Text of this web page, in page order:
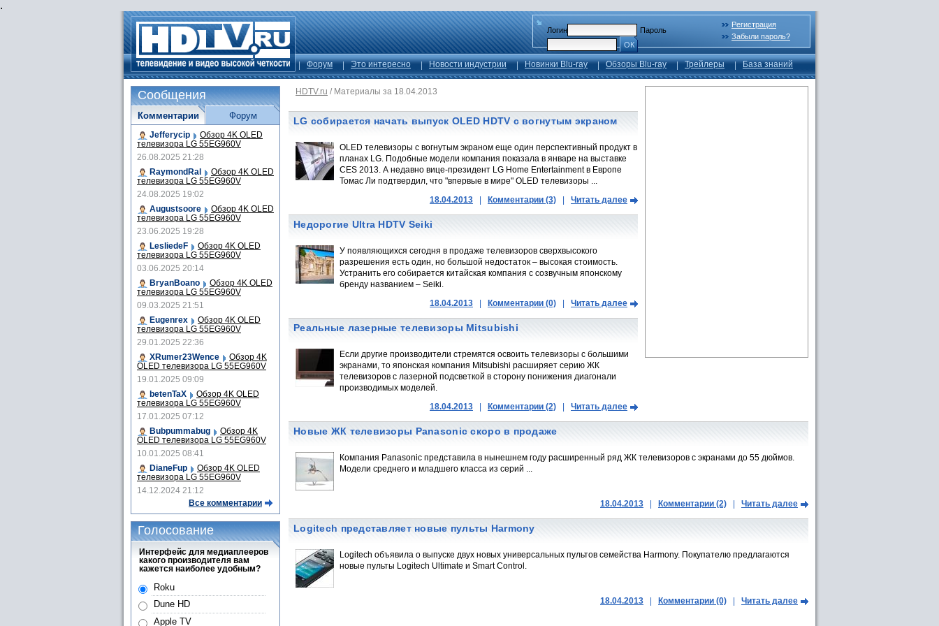
.
Логин
Пароль
ОК
Регистрация
Забыли пароль?
Форум Это интересно Новости индустрии Новинки Blu-ray Обзоры Blu-ray Трейлеры База знаний
HDTV.ru / Материалы за 18.04.2013
LG собирается начать выпуск OLED HDTV с вогнутым экраном
OLED телевизоры c вогнутым экраном еще один перспективный продукт в
планах LG. Подобные модели компания показала в январе на выставке
CES 2013. А недавно вице-президент LG Home Entertainment в Европе
Томас Ли подтвердил, что "впервые в мире" OLED телевизоры ...
18.04.2013
Комментарии (3) Читать далее
Недорогие Ultra HDTV Seiki
У появляющихся сегодня в продаже телевизоров сверхвысокого
разрешения есть один, но большой недостаток – высокая стоимость.
Устранить его собирается китайская компания с созвучным японскому
бренду названием – Seiki.
18.04.2013
Комментарии (0) Читать далее
Реальные лазерные телевизоры Mitsubishi
Если другие производители стремятся освоить телевизоры с большими
экранами, то японская компания Mitsubishi расширяет серию ЖК
телевизоров с лазерной подсветкой в сторону понижения диагонали
производимых моделей.
18.04.2013
Комментарии (2) Читать далее
Новые ЖК телевизоры Panasonic скоро в продаже
Компания Panasonic представила в нынешнем году расширенный ряд ЖК телевизоров с экранами до 55 дюймов.
Модели среднего и младшего класса из серий ...
18.04.2013 Комментарии (2) Читать далее
Logitech представляет новые пульты Harmony
Logitech объявила о выпуске двух новых универсальных пультов семейства Harmony. Покупателю предлагаются
новые пульты Logitech Ultimate и Smart Control.
18.04.2013 Комментарии (0) Читать далее
Сообщения
Комментарии
Jefferycip Обзор 4K OLED
телевизора LG 55EG960V
26.08.2025 21:28
RaymondRal
Обзор 4K OLED
телевизора LG 55EG960V
24.08.2025 19:02
Augustsoore
Обзор 4K OLED
телевизора LG 55EG960V
23.06.2025 19:28
LesliedeF
Обзор 4K OLED
телевизора LG 55EG960V
03.06.2025 20:14
BryanBoano
Обзор 4K OLED
телевизора LG 55EG960V
09.03.2025 21:51
Eugenrex
Обзор 4K OLED
телевизора LG 55EG960V
29.01.2025 22:36
XRumer23Wence
Обзор 4K
OLED телевизора LG 55EG960V
19.01.2025 09:09
betenTaX
Обзор 4K OLED
телевизора LG 55EG960V
17.01.2025 07:12
Bubpummabug
Обзор 4K
OLED телевизора LG 55EG960V
10.01.2025 08:41
DianeFup
Обзор 4K OLED
телевизора LG 55EG960V
14.12.2024 21:12
Все комментарии
Форум
Голосование
Интерфейс для медиаплееров
какого производителя вам
кажется наиболее удобным?
Roku
Dune HD
Apple TV